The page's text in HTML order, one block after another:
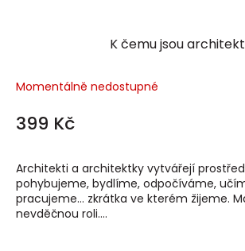
K čemu jsou
Momentálně nedostupné
399 Kč
Architekti a architektky vytvářejí
pohybujeme, bydlíme, odpočíváme,
pracujeme… zkrátka ve kterém žijeme.
nevděčnou roli....